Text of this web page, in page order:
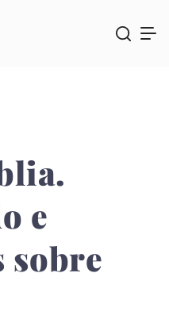
e
sobre